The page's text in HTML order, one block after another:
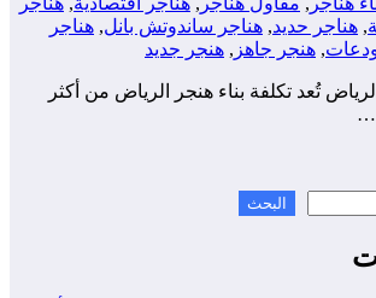
, هناجر حديد, هناجر ساندوتش بانل, هناجر
, هنجر جاهز , هنجر جديد
تُعد تكلفة بناء هنجر الرياض من أكثر
البحث